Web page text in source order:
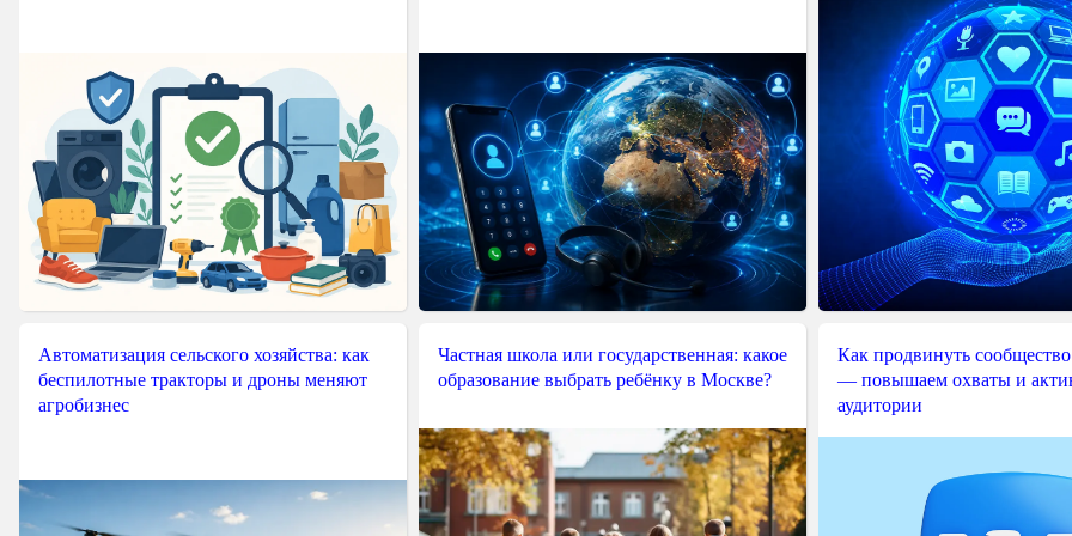
Автоматизация сельского хозяйства: как
беспилотные тракторы и дроны меняют
агробизнес
Частная школа или государственная: какое
образование выбрать ребёнку в Москве?
Как продвинуть
— повышаем охваты и
аудитории